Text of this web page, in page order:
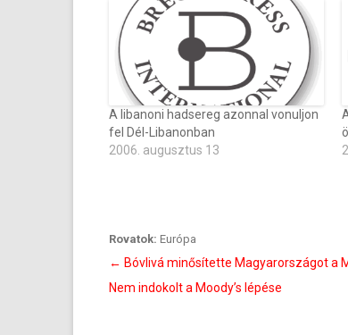
A libanoni hadsereg azonnal vonuljon
fel Dél-Libanonban
2006. augusztus 13
Rovatok: Európa
Bejegyzés
navigáció
← Bóvlivá minősítette Magyarországot a
Nem indokolt a Moody’s lépése